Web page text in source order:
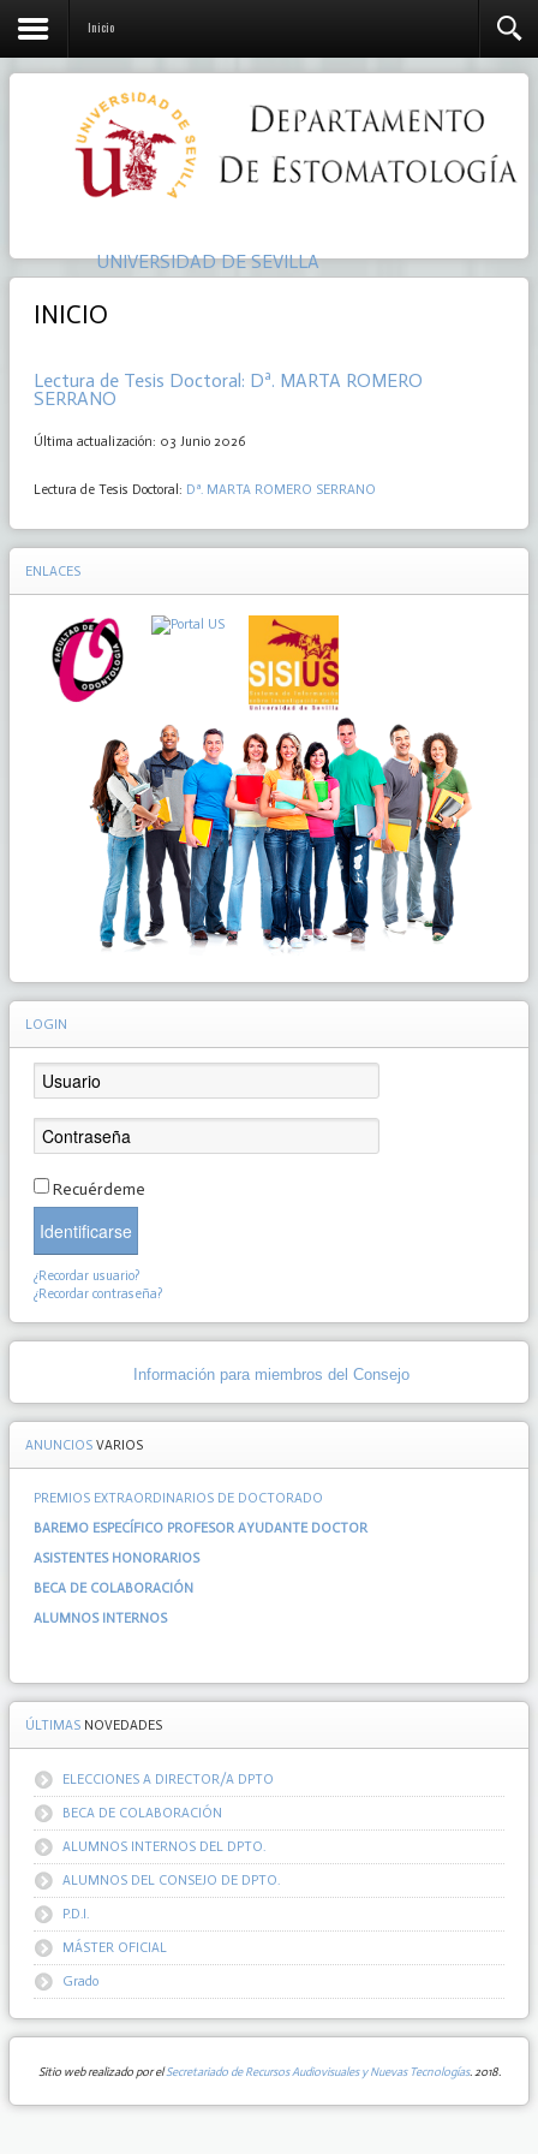
Inicio
UNIVERSIDAD DE SEVILLA
INICIO
Lectura de Tesis Doctoral: Dª. MARTA ROMERO
SERRANO
Última actualización: 03 Junio 2026
Lectura de Tesis Doctoral: Dª. MARTA ROMERO SERRANO
ENLACES
LOGIN
Recuérdeme
Identificarse
¿Recordar usuario?
¿Recordar contraseña?
Información para miembros del Consejo
ANUNCIOS VARIOS
PREMIOS EXTRAORDINARIOS DE DOCTORADO
BAREMO ESPECÍFICO PROFESOR AYUDANTE DOCTOR
ASISTENTES HONORARIOS
BECA DE COLABORACIÓN
ALUMNOS INTERNOS
ÚLTIMAS NOVEDADES
ELECCIONES A DIRECTOR/A DPTO
BECA DE COLABORACIÓN
ALUMNOS INTERNOS DEL DPTO.
ALUMNOS DEL CONSEJO DE DPTO.
P.D.I.
MÁSTER OFICIAL
Grado
Sitio web realizado por elSecretariado de Recursos Audiovisuales y Nuevas Tecnologías. 2018.